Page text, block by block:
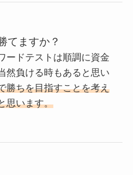
てますか？
ードテストは順調に資金
然負ける時もあると思い
勝ちを目指すことを考え
思います。